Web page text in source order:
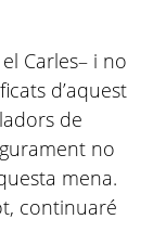
Carles– i no
d’aquest
de
no
mena.
continuaré